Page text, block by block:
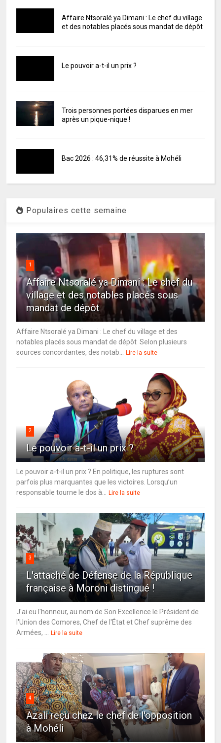
Affaire Ntsoralé ya Dimani : Le chef du village
et des notables placés sous mandat de dépôt
Le pouvoir a-t-il un prix ?
Trois personnes portées disparues en mer
après un pique-nique !
Bac 2026 : 46,31% de réussite à Mohéli
Populaires cette semaine
1
Affaire Ntsoralé ya Dimani : Le chef du
village et des notables placés sous
mandat de dépôt
Affaire Ntsoralé ya Dimani : Le chef du village et des
notables placés sous mandat de dépôt Selon plusieurs
sources concordantes, des notab...
Lire la suite
2
Le pouvoir a-t-il un prix ?
Le pouvoir a-t-il un prix ? En politique, les ruptures sont
parfois plus marquantes que les victoires. Lorsqu’un
responsable tourne le dos à...
Lire la suite
3
L'attaché de Défense de la République
française à Moroni distingué !
J'ai eu l'honneur, au nom de Son Excellence le Président de
l'Union des Comores, Chef de l'État et Chef suprême des
Armées, ...
Lire la suite
4
Azali reçu chez le chef de l'opposition
à Mohéli